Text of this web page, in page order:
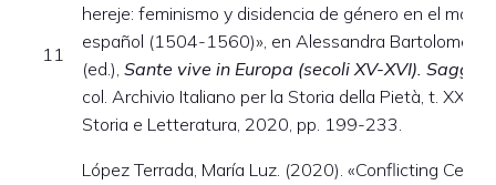
11
hereje: feminismo y disidencia de género en el
español (1504-1560)», en Alessandra Bartolomei
(ed.), Sante vive in Europa (secoli XV-XVI). Saggi
col. Archivio Italiano per la Storia della Pietà, t. XXXIII,
Storia e Letteratura, 2020, pp. 199-233.
López Terrada, María Luz. (2020). «Conflicting